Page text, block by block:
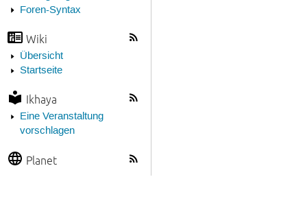
Foren-Syntax
Wiki
Übersicht
Startseite
Ikhaya
Eine Veranstaltung
vorschlagen
Planet